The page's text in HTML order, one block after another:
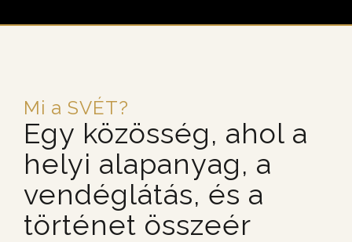
Mi a SVÉT?
Egy közösség, ahol a
helyi alapanyag, a
vendéglátás, és a
történet összeér